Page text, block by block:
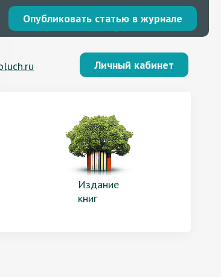
Опубликовать статью в журнале
Личный кабинет
Издание
книг